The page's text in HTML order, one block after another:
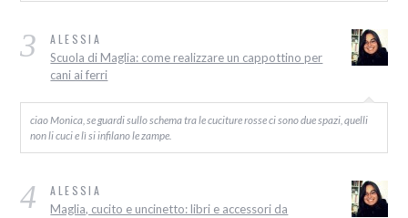
3 ALESSIA
Scuola di Maglia: come realizzare un cappottino per
cani ai ferri
ciao Monica, se guardi sullo schema tra le cuciture rosse ci sono due spazi, quelli
non li cuci e lì si infilano le zampe.
4 ALESSIA
Maglia, cucito e uncinetto: libri e accessori da